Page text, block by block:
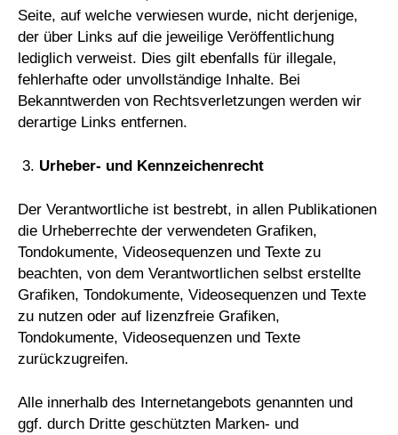
Seite, auf welche verwiesen wurde, nicht derjenige,
der über Links auf die jeweilige Veröffentlichung
lediglich verweist. Dies gilt ebenfalls für illegale,
fehlerhafte oder unvollständige Inhalte. Bei
Bekanntwerden von Rechtsverletzungen werden wir
derartige Links entfernen.
Urheber- und Kennzeichenrecht
Der Verantwortliche ist bestrebt, in allen Publikationen
die Urheberrechte der verwendeten Grafiken,
Tondokumente, Videosequenzen und Texte zu
beachten, von dem Verantwortlichen selbst erstellte
Grafiken, Tondokumente, Videosequenzen und Texte
zu nutzen oder auf lizenzfreie Grafiken,
Tondokumente, Videosequenzen und Texte
zurückzugreifen.
Alle innerhalb des Internetangebots genannten und
ggf. durch Dritte geschützten Marken- und